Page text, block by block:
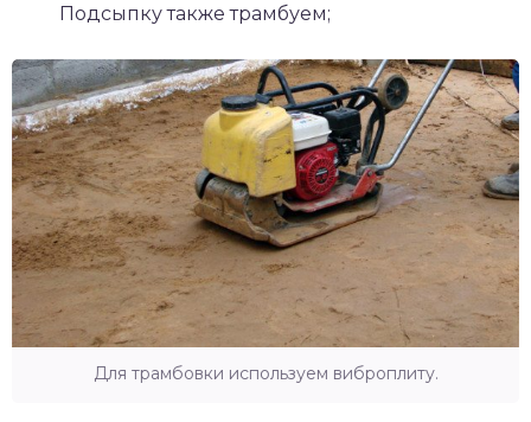
Подсыпку также трамбуем;
Для трамбовки используем виброплиту.